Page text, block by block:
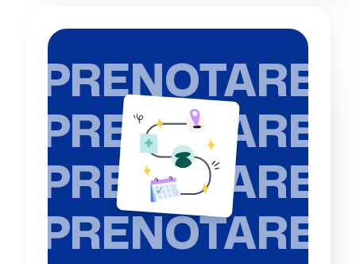
PRENOTARE
PRENOTARE
PRENOTARE
PRENOTARE